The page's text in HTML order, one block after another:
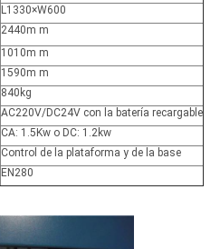
L1330×W600
2440m m
1010m m
1590m m
840kg
AC220V/DC24V con la batería recargable
CA: 1.5Kw o DC: 1.2kw
Control de la plataforma y de la base
EN280